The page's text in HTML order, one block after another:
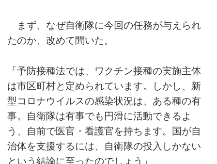
まず、なぜ自衛隊に今回の任務が与えられ
たのか、改めて聞いた。
「予防接種法では、ワクチン接種の実施主体
は市区町村と定められています。しかし、新
型コロナウイルスの感染状況は、ある種の有
事。自衛隊は有事でも円滑に活動できるよ
う、自前で医官・看護官を持ちます。国が自
治体を支援するには、自衛隊の投入しかない
という結論に至ったのでしょう」